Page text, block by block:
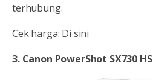
terhubung.
Cek harga: Di sini
3. Canon PowerShot SX730 HS